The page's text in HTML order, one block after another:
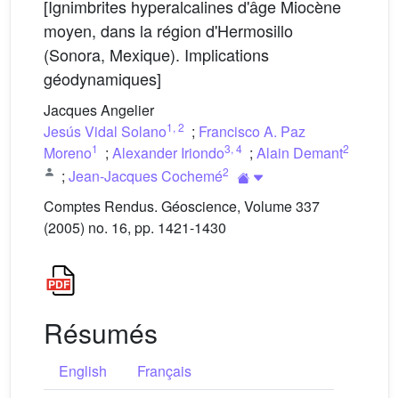
[Ignimbrites hyperalcalines d'âge Miocène
moyen, dans la région d'Hermosillo
(Sonora, Mexique). Implications
géodynamiques]
Jacques Angelier
Jesús Vidal Solano1 , 2 ; Francisco A. Paz
Moreno1 ; Alexander Iriondo3, 4 ; Alain Demant2
; Jean-Jacques Cochemé2
Comptes Rendus. Géoscience, Volume 337
(2005) no. 16, pp. 1421-1430
Résumés
English
Français